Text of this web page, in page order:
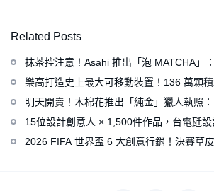
Related Posts
抹茶控注意！Asahi 推出「泡 MATCHA」
泡感，拿鐵、可爾必思等新品同步亮相
樂高打造史上最大可移動裝置！136 萬顆積
梅西、姆巴佩、C 羅化身樂高人偶
明天開賣！木棉花推出「純金」獵人執照
連載再開、集英社打造獵人專用情報網
15位設計創意人 × 1,500件作品，台電瓩設
計師與電力的創意對話
2026 FIFA 世界盃 6 大創意行銷！決賽草